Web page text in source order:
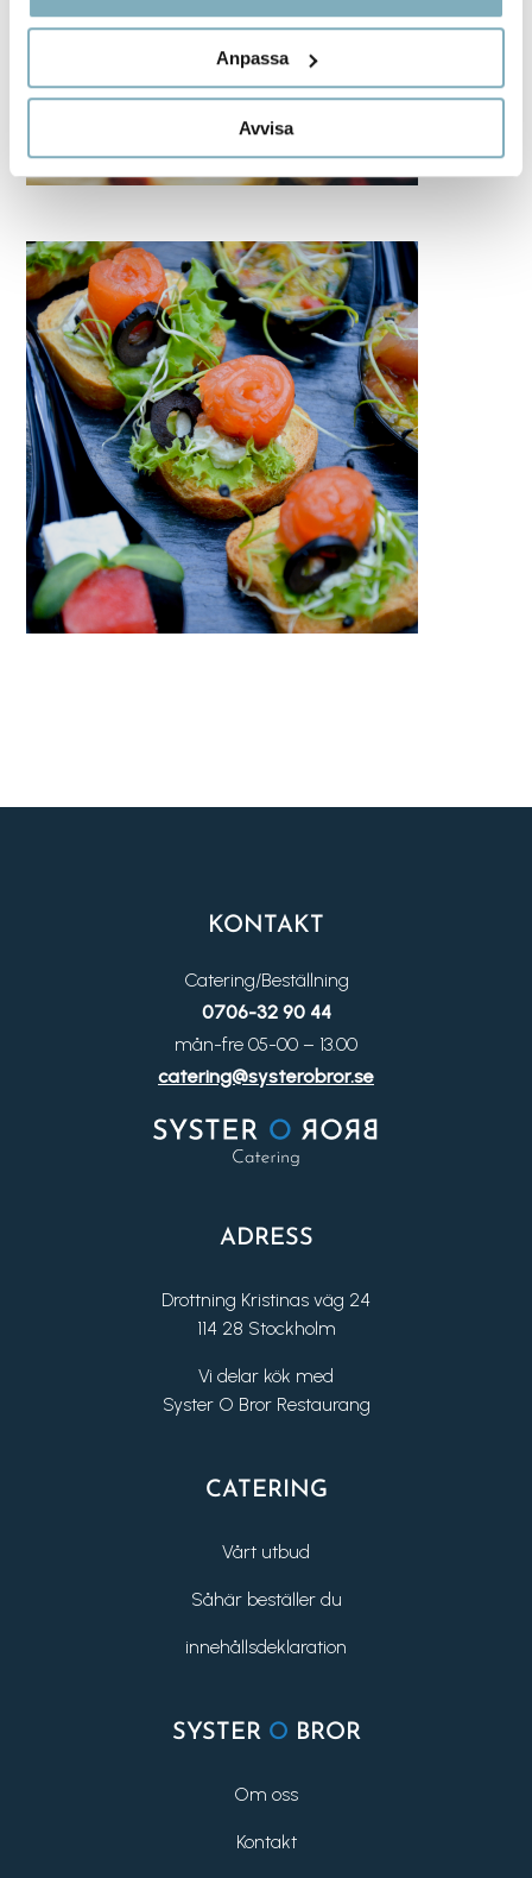
Anpassa
Avvisa
KONTAKT
Catering/Beställning
0706-32 90 44
mån-fre 05-00 – 13.00
catering@systerobror.se
ADRESS
Drottning Kristinas väg 24
114 28 Stockholm
Vi delar kök med
Syster O Bror Restaurang
CATERING
Vårt utbud
Såhär beställer du
innehållsdeklaration
SYSTER O BROR
Om oss
Kontakt